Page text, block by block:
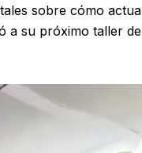
sobre cómo
su próximo taller